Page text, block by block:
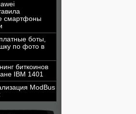
смартфоны
боты,
по фото в
биткоинов
IBM 1401
ModBus